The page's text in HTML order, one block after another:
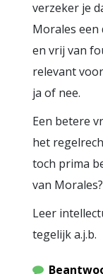
verzeker je
Morales een
en vrij van
relevant
ja of nee.
Een betere
het
toch prima
van Morales?
Leer
tegelijk a.j.b.